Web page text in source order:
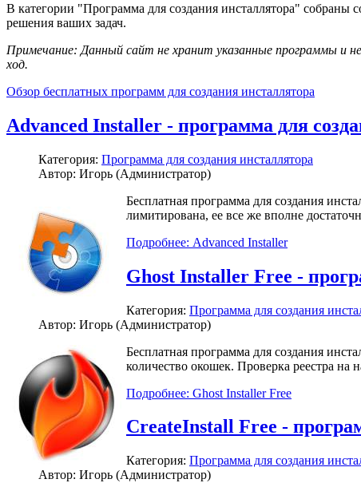
В категории "Программа для создания инсталлятора"
решения ваших задач.
Примечание: Данный сайт не хранит указанные программы и
ход.
Обзор бесплатных программ для создания инсталлятора
Advanced Installer - программа для
Категория: Программа для создания инсталлятора
Автор: Игорь (Администратор)
Бесплатная программа для создания
лимитирована, ее все же вполне
Подробнее: Advanced Installer
Ghost Installer Free -
Категория: Программа для создания
Автор: Игорь (Администратор)
Бесплатная программа для создания
количество окошек. Проверка реестра
Подробнее: Ghost Installer Free
CreateInstall Free -
Категория: Программа для создания
Автор: Игорь (Администратор)